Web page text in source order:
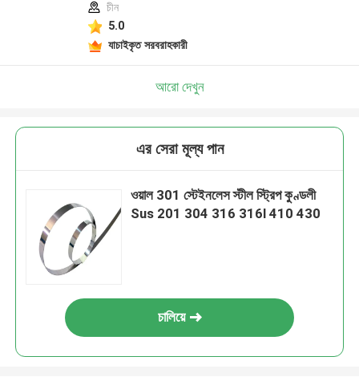
চীন
5.0
যাচাইকৃত সরবরাহকারী
আরো দেখুন
এর সেরা মূল্য পান
ওয়াল 301 স্টেইনলেস স্টীল স্ট্রিপ কুণ্ডলী
Sus 201 304 316 316l 410 430
চালিয়ে